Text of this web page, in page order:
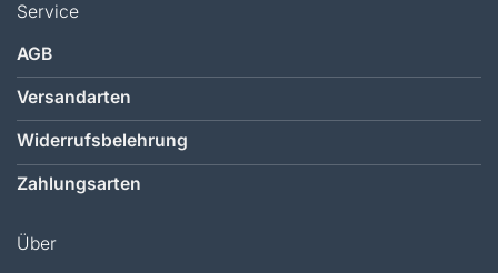
Service
AGB
Versandarten
Widerrufsbelehrung
Zahlungsarten
Über